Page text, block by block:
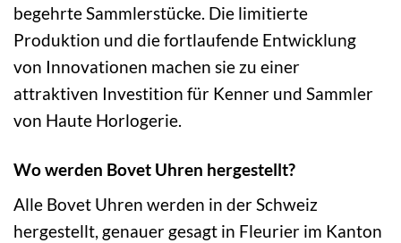
begehrte Sammlerstücke. Die limitierte
Produktion und die fortlaufende Entwicklung
von Innovationen machen sie zu einer
attraktiven Investition für Kenner und Sammler
von Haute Horlogerie.
Wo werden Bovet Uhren hergestellt?
Alle Bovet Uhren werden in der Schweiz
hergestellt, genauer gesagt in Fleurier im Kanton